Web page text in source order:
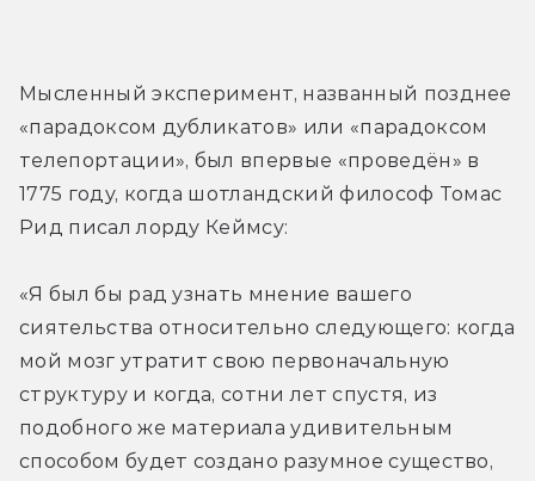
Мысленный эксперимент, названный позднее
«парадоксом дубликатов» или «парадоксом
телепортации», был впервые «проведён» в
1775 году, когда шотландский философ Томас
Рид писал лорду Кеймсу:
«Я был бы рад узнать мнение вашего
сиятельства относительно следующего: когда
мой мозг утратит свою первоначальную
структуру и когда, сотни лет спустя, из
подобного же материала удивительным
способом будет создано разумное существо,